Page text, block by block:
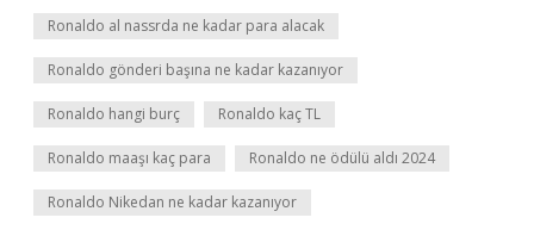
Ronaldo al nassrda ne kadar para alacak
Ronaldo gönderi başına ne kadar kazanıyor
Ronaldo hangi burç Ronaldo kaç TL
Ronaldo maaşı kaç para Ronaldo ne ödülü aldı 2024
Ronaldo Nikedan ne kadar kazanıyor